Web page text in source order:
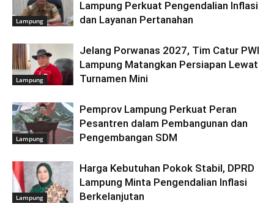
Lampung
Lampung Perkuat Pengendalian Inflasi
dan Layanan Pertanahan
Lampung
Jelang Porwanas 2027, Tim Catur PWI
Lampung Matangkan Persiapan Lewat
Turnamen Mini
Lampung
Pemprov Lampung Perkuat Peran
Pesantren dalam Pembangunan dan
Pengembangan SDM
Lampung
Harga Kebutuhan Pokok Stabil, DPRD
Lampung Minta Pengendalian Inflasi
Berkelanjutan